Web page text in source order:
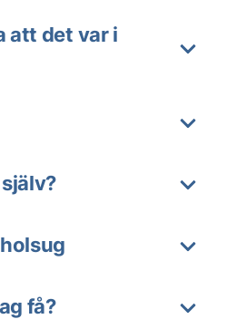
att det var i
få?